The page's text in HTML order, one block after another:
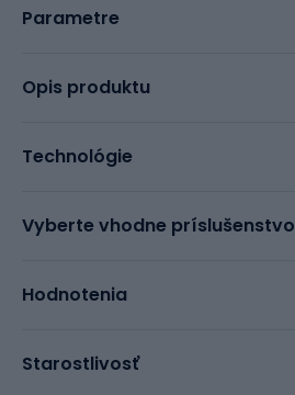
Parametre
Opis produktu
Technológie
Vyberte vhodne príslušenstvo
Hodnotenia
Starostlivosť